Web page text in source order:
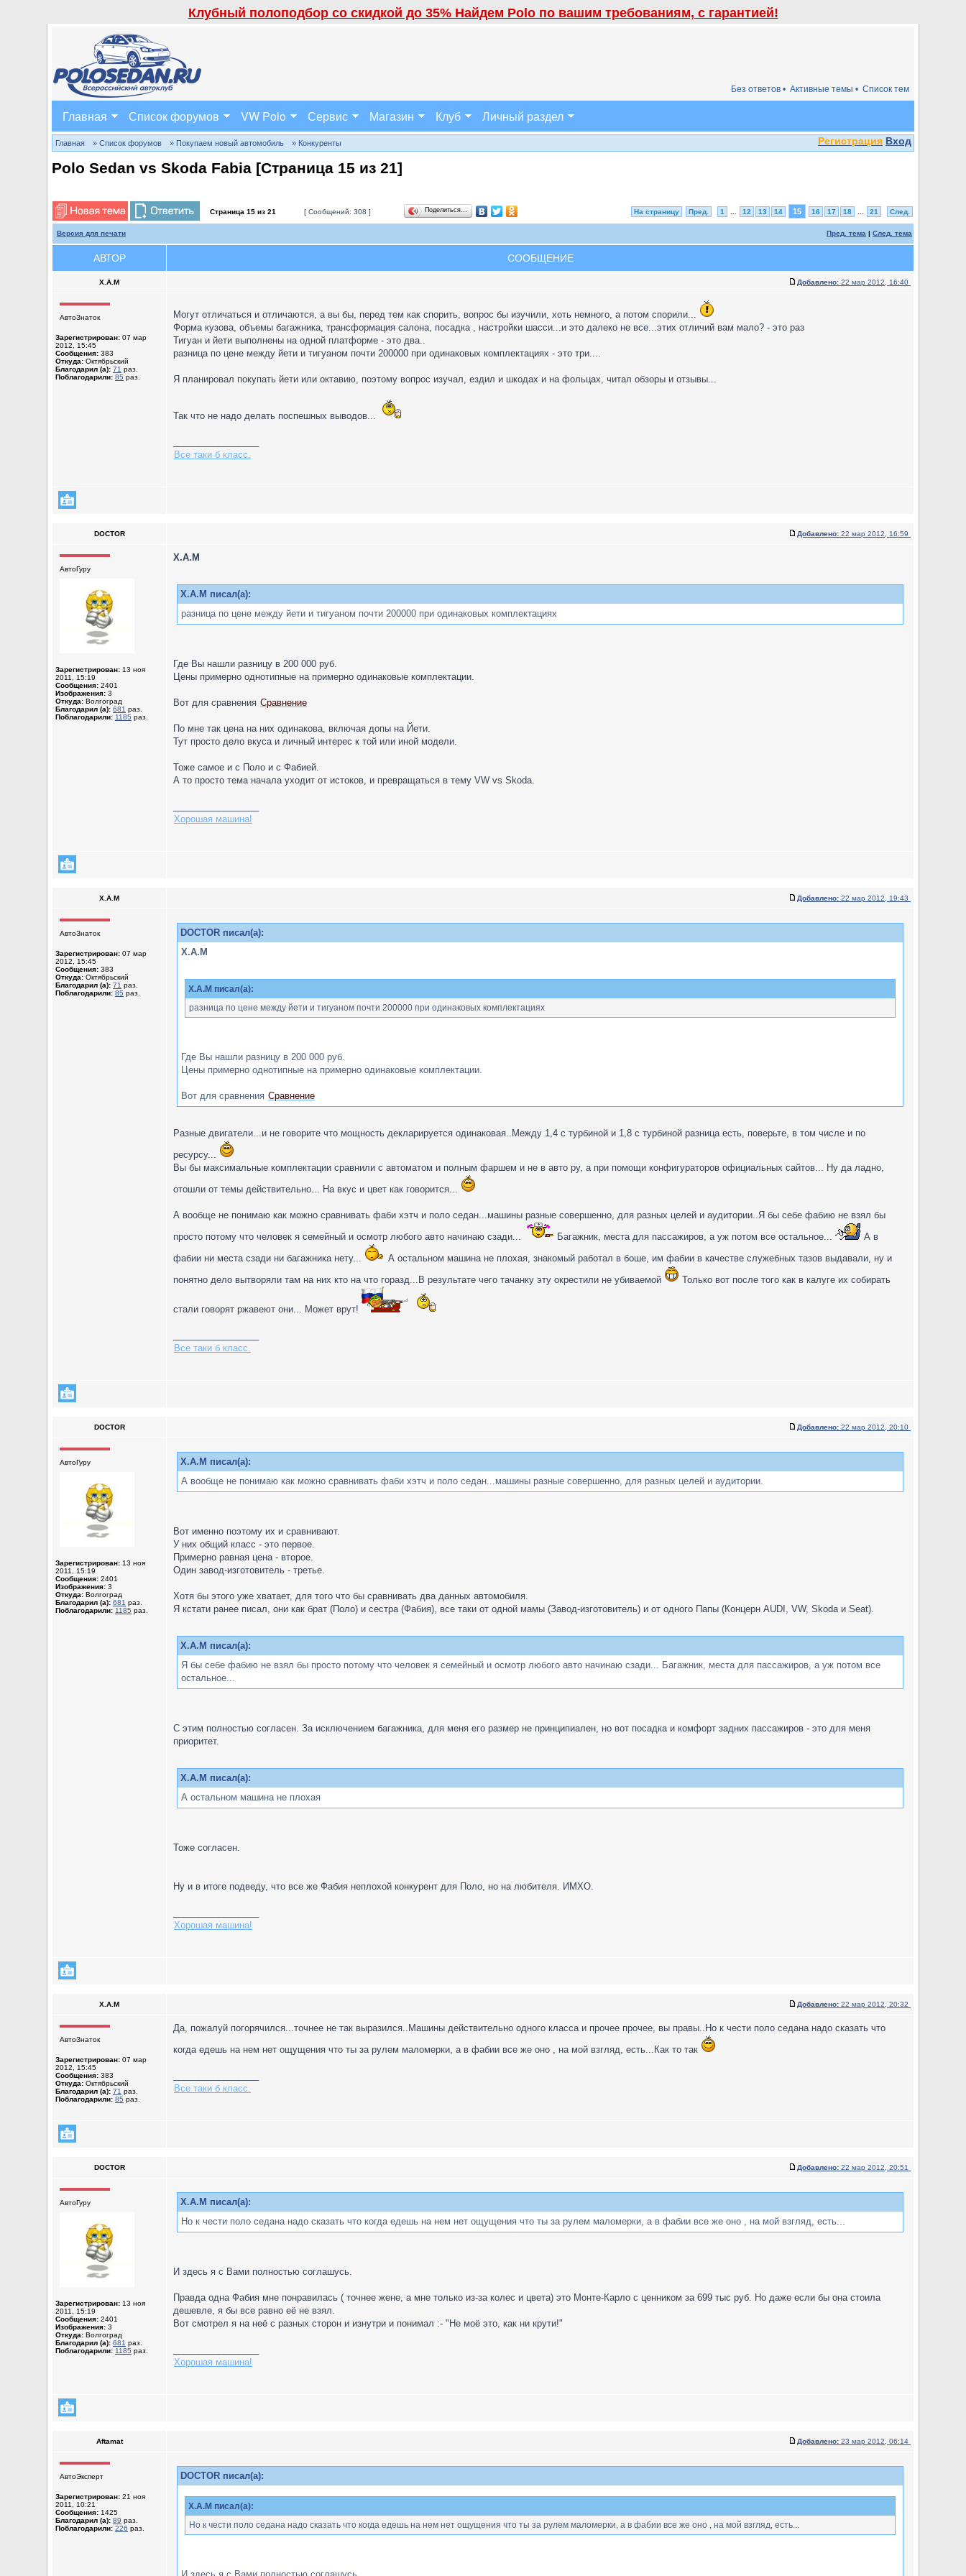
Клубный полоподбор со скидкой до 35% Найдем Polo по вашим требованиям, с гарантией!
Список тем
Активные темы •
Без ответов •
Главная Список форумов VW Polo Сервис Магазин Клуб Личный раздел
Регистрация Вход
Главная » Список форумов » Покупаем новый автомобиль » Конкуренты
Polo Sedan vs Skoda Fabia [Страница 15 из 21]
Страница 15 из 21 [ Сообщений: 308 ] Поделиться… На страницу Пред. 1 12 13 14 15 16 17 18 21 След.
Версия для печати Пред. тема | След. тема
АВТОР СООБЩЕНИЕ
X.A.M Добавлено: 22 мар 2012, 16:40
АвтоЗнаток
Зарегистрирован: 07 мар
2012, 15:45
Сообщения: 383
Откуда: Октябрьский
Благодарил (а): 71 раз.
Поблагодарили: 85 раз.
Могут отличаться и отличаются, а вы бы, перед тем как спорить, вопрос бы изучили, хоть немного, а потом спорили...
Форма кузова, объемы багажника, трансформация салона, посадка , настройки шасси...и это далеко не все...этих отличий вам мало? - это раз
Тигуан и йети выполнены на одной платформе - это два..
разница по цене между йети и тигуаном почти 200000 при одинаковых комплектациях - это три....
Я планировал покупать йети или октавию, поэтому вопрос изучал, ездил и шкодах и на фольцах, читал обзоры и отзывы...
Так что не надо делать поспешных выводов...
Все таки б класс.
DOCTOR Добавлено: 22 мар 2012, 16:59
АвтоГуру
Зарегистрирован: 13 ноя
2011, 15:19
Сообщения: 2401
Изображения: 3
Откуда: Волгоград
Благодарил (а): 681 раз.
Поблагодарили: 1185 раз.
X.A.M
X.A.M писал(а):
разница по цене между йети и тигуаном почти 200000 при одинаковых комплектациях
Где Вы нашли разницу в 200 000 руб.
Цены примерно однотипные на примерно одинаковые комплектации.
Вот для сравнения Сравнение
По мне так цена на них одинакова, включая допы на Йети.
Тут просто дело вкуса и личный интерес к той или иной модели.
Тоже самое и с Поло и с Фабией.
А то просто тема начала уходит от истоков, и превращаться в тему VW vs Skoda.
Хорошая машина!
X.A.M Добавлено: 22 мар 2012, 19:43
АвтоЗнаток
Зарегистрирован: 07 мар
2012, 15:45
Сообщения: 383
Откуда: Октябрьский
Благодарил (а): 71 раз.
Поблагодарили: 85 раз.
DOCTOR писал(а):
X.A.M
X.A.M писал(а):
разница по цене между йети и тигуаном почти 200000 при одинаковых комплектациях
Где Вы нашли разницу в 200 000 руб.
Цены примерно однотипные на примерно одинаковые комплектации.
Вот для сравнения Сравнение
Разные двигатели...и не говорите что мощность декларируется одинаковая..Между 1,4 с турбиной и 1,8 с турбиной разница есть, поверьте, в том числе и по
ресурсу...
Вы бы максимальные комплектации сравнили с автоматом и полным фаршем и не в авто ру, а при помощи конфигураторов официальных сайтов... Ну да ладно,
отошли от темы действительно... На вкус и цвет как говорится...
А вообще не понимаю как можно сравнивать фаби хэтч и поло седан...машины разные совершенно, для разных целей и аудитории..Я бы себе фабию не взял бы
просто потому что человек я семейный и осмотр любого авто начинаю сзади...
Багажник, места для пассажиров, а уж потом все остальное...
А в
фабии ни места сзади ни багажника нету...
А остальном машина не плохая, знакомый работал в боше, им фабии в качестве служебных тазов выдавали, ну и
понятно дело вытворяли там на них кто на что горазд...В результате чего тачанку эту окрестили не убиваемой
Только вот после того как в калуге их собирать
стали говорят ржавеют они... Может врут!
Все таки б класс.
DOCTOR Добавлено: 22 мар 2012, 20:10
АвтоГуру
Зарегистрирован: 13 ноя
2011, 15:19
Сообщения: 2401
Изображения: 3
Откуда: Волгоград
Благодарил (а): 681 раз.
Поблагодарили: 1185 раз.
X.A.M писал(а):
А вообще не понимаю как можно сравнивать фаби хэтч и поло седан...машины разные совершенно, для разных целей и аудитории.
Вот именно поэтому их и сравнивают.
У них общий класс - это первое.
Примерно равная цена - второе.
Один завод-изготовитель - третье.
Хотя бы этого уже хватает, для того что бы сравнивать два данных автомобиля.
Я кстати ранее писал, они как брат (Поло) и сестра (Фабия), все таки от одной мамы (Завод-изготовитель) и от одного Папы (Концерн AUDI, VW, Skoda и Seat).
X.A.M писал(а):
Я бы себе фабию не взял бы просто потому что человек я семейный и осмотр любого авто начинаю сзади... Багажник, места для пассажиров, а уж потом все
остальное...
С этим полностью согласен. За исключением багажника, для меня его размер не принципиален, но вот посадка и комфорт задних пассажиров - это для меня
приоритет.
X.A.M писал(а):
А остальном машина не плохая
Тоже согласен.
Ну и в итоге подведу, что все же Фабия неплохой конкурент для Поло, но на любителя. ИМХО.
Хорошая машина!
X.A.M Добавлено: 22 мар 2012, 20:32
АвтоЗнаток
Зарегистрирован: 07 мар
2012, 15:45
Сообщения: 383
Откуда: Октябрьский
Благодарил (а): 71 раз.
Поблагодарили: 85 раз.
Да, пожалуй погорячился...точнее не так выразился..Машины действительно одного класса и прочее прочее, вы правы..Но к чести поло седана надо сказать что
когда едешь на нем нет ощущения что ты за рулем маломерки, а в фабии все же оно , на мой взгляд, есть...Как то так
Все таки б класс.
DOCTOR Добавлено: 22 мар 2012, 20:51
АвтоГуру
Зарегистрирован: 13 ноя
2011, 15:19
Сообщения: 2401
Изображения: 3
Откуда: Волгоград
Благодарил (а): 681 раз.
Поблагодарили: 1185 раз.
X.A.M писал(а):
Но к чести поло седана надо сказать что когда едешь на нем нет ощущения что ты за рулем маломерки, а в фабии все же оно , на мой взгляд, есть...
И здесь я с Вами полностью соглашусь.
Правда одна Фабия мне понравилась ( точнее жене, а мне только из-за колес и цвета) это Монте-Карло с ценником за 699 тыс руб. Но даже если бы она стоила
дешевле, я бы все равно её не взял.
Вот смотрел я на неё с разных сторон и изнутри и понимал :- "Не моё это, как ни крути!"
Хорошая машина!
Aftamat Добавлено: 23 мар 2012, 06:14
АвтоЭксперт
Зарегистрирован: 21 ноя
2011, 10:21
Сообщения: 1425
Благодарил (а): 89 раз.
Поблагодарили: 226 раз.
DOCTOR писал(а):
X.A.M писал(а):
Но к чести поло седана надо сказать что когда едешь на нем нет ощущения что ты за рулем маломерки, а в фабии все же оно , на мой взгляд, есть...